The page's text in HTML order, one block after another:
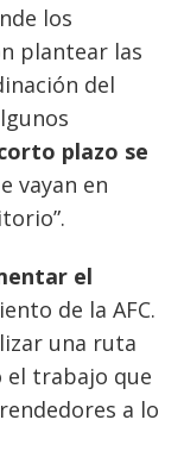
los
plantear las
del
plazo se
vayan en
el
de la AFC.
una ruta
el trabajo que
a lo